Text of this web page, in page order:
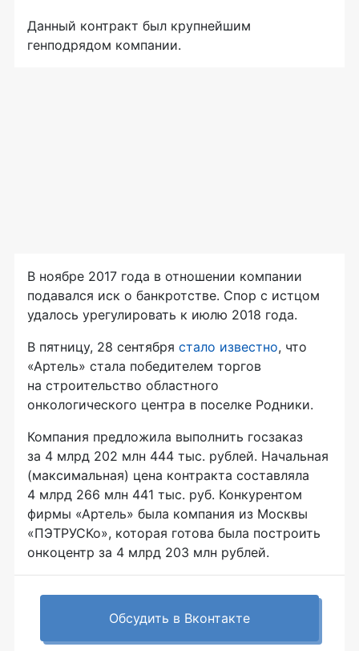
Данный контракт был крупнейшим
генподрядом компании.
В ноябре 2017 года в отношении компании
подавался иск о банкротстве. Спор с истцом
удалось урегулировать к июлю 2018 года.
В пятницу, 28 сентября стало известно, что
«Артель» стала победителем торгов
на строительство областного
онкологического центра в поселке Родники.
Компания предложила выполнить госзаказ
за 4 млрд 202 млн 444 тыс. рублей. Начальная
(максимальная) цена контракта составляла
4 млрд 266 млн 441 тыс. руб. Конкурентом
фирмы «Артель» была компания из Москвы
«ПЭТРУСКо», которая готова была построить
онкоцентр за 4 млрд 203 млн рублей.
Обсудить в Вконтакте